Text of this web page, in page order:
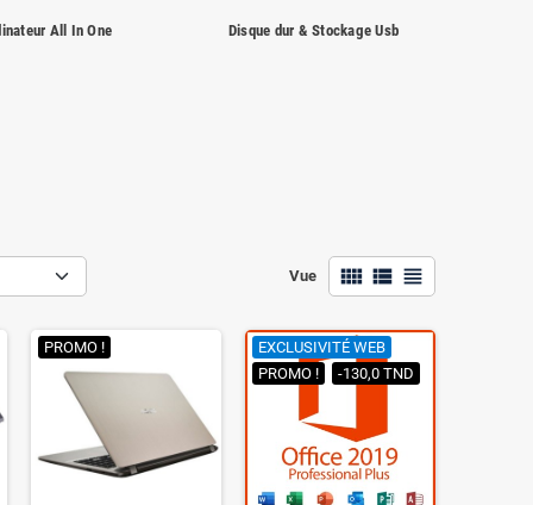
All In One Disque dur & Stockage Usb
Vue view_comfy view_list view_headline
PROMO !
EXCLUSIVITÉ WEB
PROMO !
-130,0 TND